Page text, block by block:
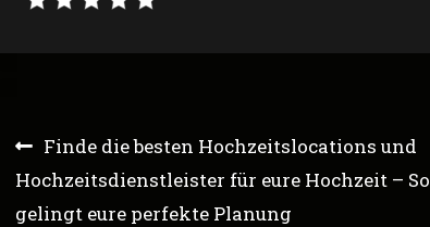
Post
navigation
Finde die besten Hochzeitslocations und
Hochzeitsdienstleister für eure Hochzeit – So
gelingt eure perfekte Planung